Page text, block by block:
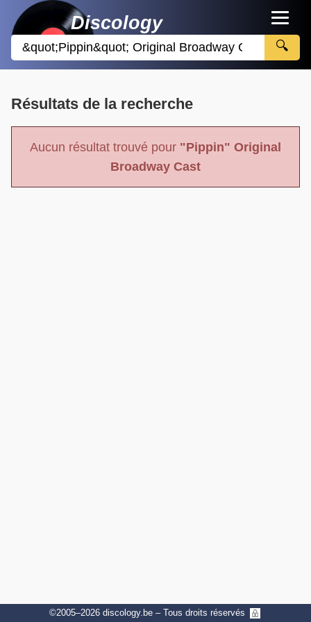
Discology
🔍
Résultats de la recherche
Aucun résultat trouvé pour "Pippin" Original
Broadway Cast
©2005–2026discology.be – Tous droits réservés